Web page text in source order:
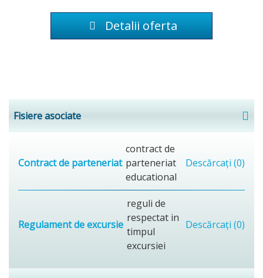
Detalii oferta
Fisiere asociate
Contract de parteneriat
contract de
parteneriat
educational
Descărcați (0)
Regulament de excursie
reguli de
respectat in
timpul
excursiei
Descărcați (0)